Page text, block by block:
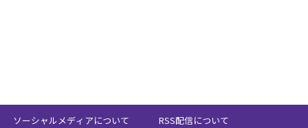
ソーシャルメディアについて RSS配信について